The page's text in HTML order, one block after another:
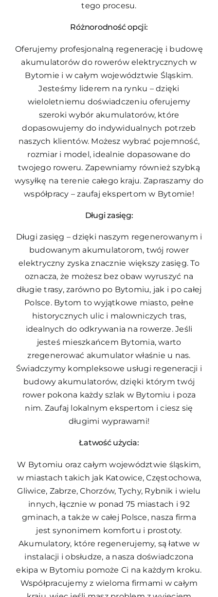
tego procesu.
Różnorodność opcji:
Oferujemy profesjonalną regenerację i budowę
akumulatorów do rowerów elektrycznych w
Bytomie i w całym województwie Śląskim.
Jesteśmy liderem na rynku – dzięki
wieloletniemu doświadczeniu oferujemy
szeroki wybór akumulatorów, które
dopasowujemy do indywidualnych potrzeb
naszych klientów. Możesz wybrać pojemność,
rozmiar i model, idealnie dopasowane do
twojego roweru. Zapewniamy również szybką
wysyłkę na terenie całego kraju. Zapraszamy do
współpracy – zaufaj ekspertom w Bytomie!
Długi zasięg:
Długi zasięg – dzięki naszym regenerowanym i
budowanym akumulatorom, twój rower
elektryczny zyska znacznie większy zasięg. To
oznacza, że możesz bez obaw wyruszyć na
długie trasy, zarówno po Bytomiu, jak i po całej
Polsce. Bytom to wyjątkowe miasto, pełne
historycznych ulic i malowniczych tras,
idealnych do odkrywania na rowerze. Jeśli
jesteś mieszkańcem Bytomia, warto
zregenerować akumulator właśnie u nas.
Świadczymy kompleksowe usługi regeneracji i
budowy akumulatorów, dzięki którym twój
rower pokona każdy szlak w Bytomiu i poza
nim. Zaufaj lokalnym ekspertom i ciesz się
długimi wyprawami!
Łatwość użycia:
W Bytomiu oraz całym województwie śląskim,
w miastach takich jak Katowice, Częstochowa,
Gliwice, Zabrze, Chorzów, Tychy, Rybnik i wielu
innych, łącznie w ponad 75 miastach i 92
gminach, a także w całej Polsce, nasza firma
jest synonimem komfortu i prostoty.
Akumulatory, które regenerujemy, są łatwe w
instalacji i obsłudze, a nasza doświadczona
ekipa w Bytomiu pomoże Ci na każdym kroku.
Współpracujemy z wieloma firmami w całym